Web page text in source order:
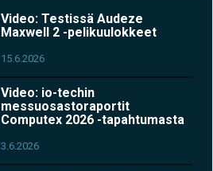
Video: Testissä Audeze
Maxwell 2 -pelikuulokkeet
15.6.2026
Video: io-techin
messuosastoraportit
Computex 2026 -tapahtumasta
3.6.2026